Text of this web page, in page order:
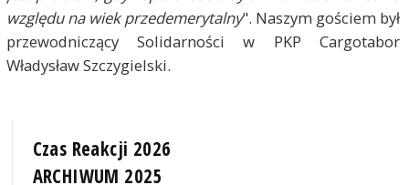
względu na wiek przedemerytalny". Naszym gościem był
przewodniczący Solidarności w PKP Cargotabor
Władysław Szczygielski.
Czas Reakcji 2026
ARCHIWUM 2025